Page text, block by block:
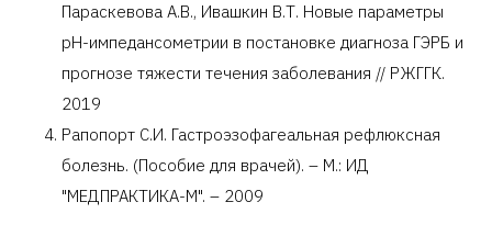
Параскевова А.В., Ивашкин В.Т. Новые параметры
рН-импедансометрии в постановке диагноза ГЭРБ и
прогнозе тяжести течения заболевания // РЖГГК.
2019
Рапопорт С.И. Гастроэзофагеальная рефлюксная
болезнь. (Пособие для врачей). – М.: ИД
"МЕДПРАКТИКА-М". – 2009